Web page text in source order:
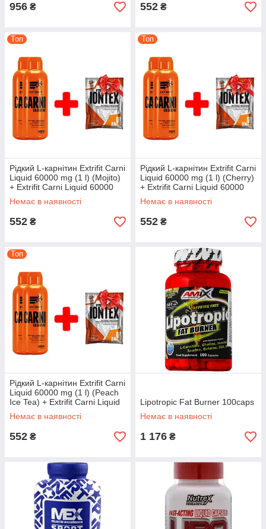
956 ₴ 552 ₴
Топ
Рідкий L-карнітин Extrifit Carni
Liquid 60000 mg (1 l) (Mojito)
+ Extrifit Carni Liquid 60000
mg (1 l) (Mojito) + Extrifit
Немає в наявності
552 ₴
Топ
Рідкий L-карнітин Extrifit Carni
Liquid 60000 mg (1 l) (Cherry)
+ Extrifit Carni Liquid 60000
mg (1 l) (Cherry) + Extrifit
Немає в наявності
552 ₴
Топ
Рідкий L-карнітин Extrifit Carni
Liquid 60000 mg (1 l) (Peach
Ice Tea) + Extrifit Carni Liquid
60000 mg (1 l) (Peach Ice
Tea) +
Немає в наявності
552 ₴
Lipotropic Fat Burner 100caps
Немає в наявності
1 176 ₴